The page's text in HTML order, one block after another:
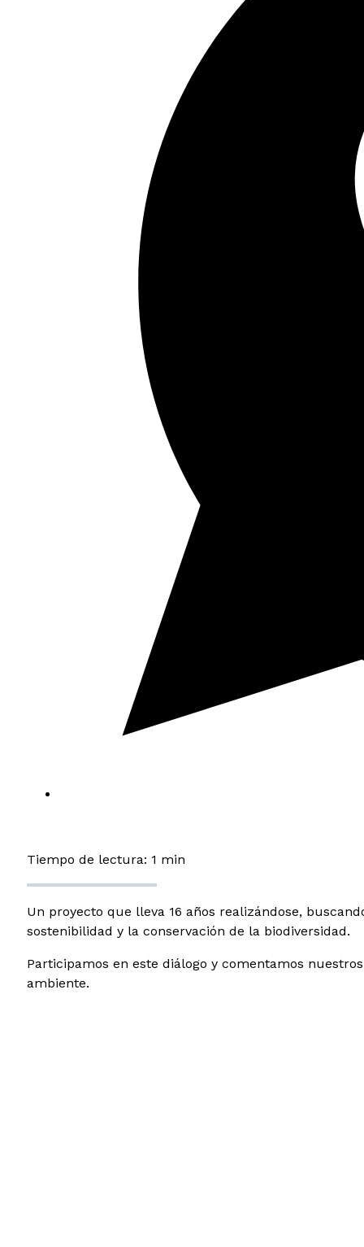
Tiempo de lectura: 1 min
Un proyecto que lleva 16 años realizándose,
sostenibilidad y la conservación de la biodiversidad.
Participamos en este diálogo y comentamos
ambiente.